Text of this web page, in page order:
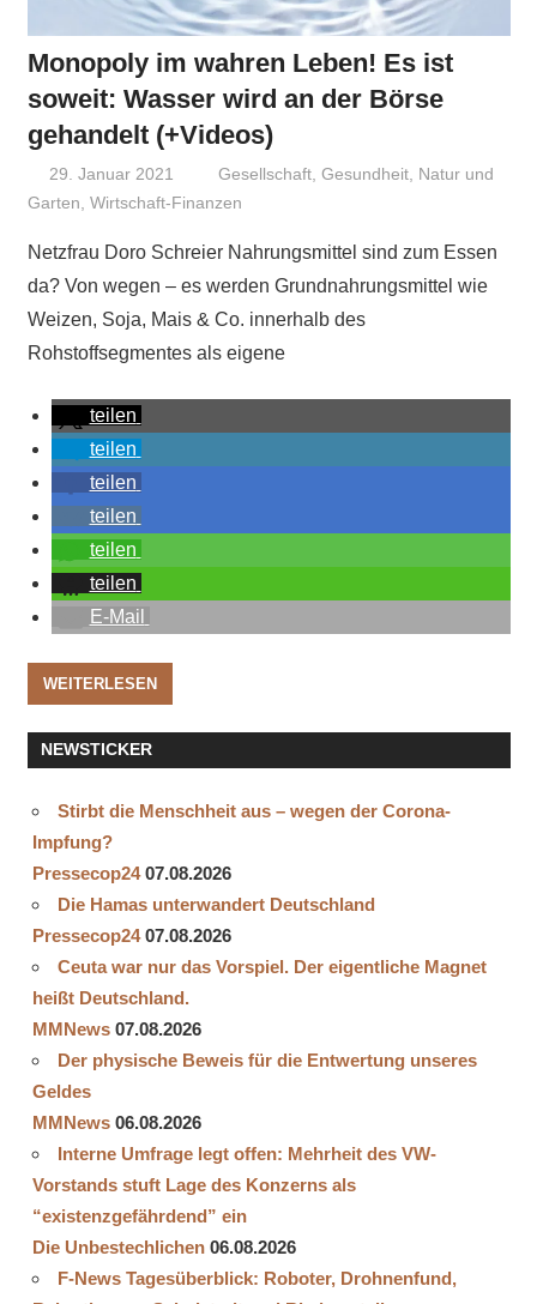
Monopoly im wahren Leben! Es ist
soweit: Wasser wird an der Börse
gehandelt (+Videos)
29. Januar 2021 Niki Vogt
Gesellschaft,Gesundheit, Natur und
Garten, Wirtschaft-Finanzen
Netzfrau Doro Schreier Nahrungsmittel sind zum Essen
da? Von wegen – es werden Grundnahrungsmittel wie
Weizen, Soja, Mais & Co. innerhalb des
Rohstoffsegmentes als eigene
teilen
teilen
teilen
teilen
teilen
teilen
E-Mail
WEITERLESEN
NEWSTICKER
Stirbt die Menschheit aus – wegen der Corona-
Impfung?
Pressecop24 07.08.2026
Die Hamas unterwandert Deutschland
Pressecop24 07.08.2026
Ceuta war nur das Vorspiel. Der eigentliche Magnet
heißt Deutschland.
MMNews 07.08.2026
Der physische Beweis für die Entwertung unseres
Geldes
MMNews 06.08.2026
Interne Umfrage legt offen: Mehrheit des VW-
Vorstands stuft Lage des Konzerns als
“existenzgefährdend” ein
Die Unbestechlichen 06.08.2026
F-News Tagesüberblick: Roboter, Drohnenfund,